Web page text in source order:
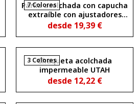
7 Colores
Parka acolchada con capucha
extraíble con ajustadores
elásticos AMERICA
desde 19,39 €
3 Colores
Chaqueta acolchada
impermeable UTAH
desde 12,22 €